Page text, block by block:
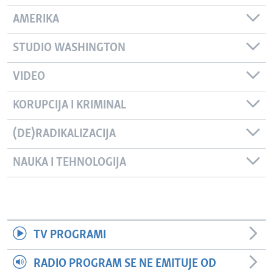
AMERIKA
STUDIO WASHINGTON
VIDEO
KORUPCIJA I KRIMINAL
(DE)RADIKALIZACIJA
NAUKA I TEHNOLOGIJA
TV PROGRAMI
RADIO PROGRAM SE NE EMITUJE OD